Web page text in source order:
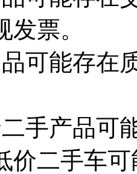
票。
可能存在
手产品可
价二手车